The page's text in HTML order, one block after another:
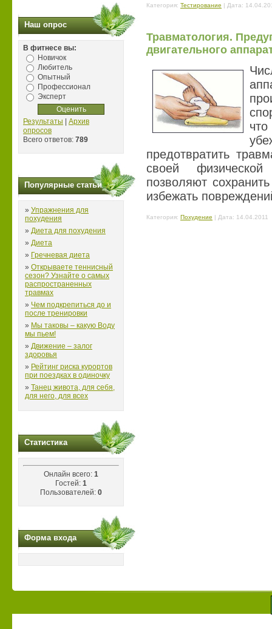
Наш опрос
В фитнесе вы:
Новичок
Любитель
Опытный
Профессионал
Эксперт
Результаты
Архив
опросов
Всего ответов: 789
Популярные статьи
» Упражнения для
похудения
» Диета для похудения
» Диета
» Гречневая диета
» Открываете теннисный
сезон? Узнайте о самых
распространенных
травмах
» Чем подкрепиться до и
после тренировки
» Мы таковы – какую Воду
мы пьем!
» Движение – залог
здоровья
» Рейтинг риска курортов
при поездках в одиночку
» Танец живота, для себя,
для него, для всех
Статистика
Онлайн всего: 1
Гостей: 1
Пользователей: 0
Форма входа
Категория: Тестирование | Дата:
Травматология.
двигательного
предотвратить
своей
позволяют
избежать
Категория: Похудение | Дата: 14.04.2011